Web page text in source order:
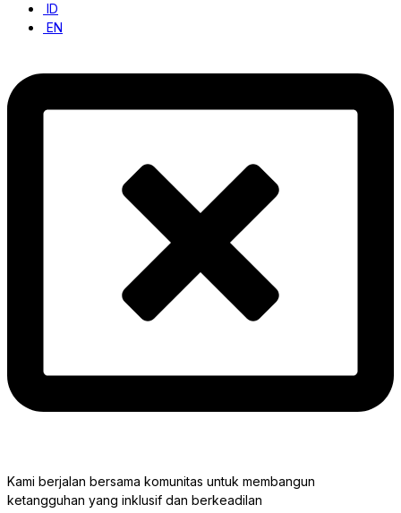
ID
EN
Kami berjalan bersama komunitas untuk membangun
ketangguhan yang inklusif dan berkeadilan